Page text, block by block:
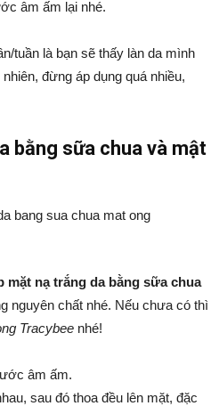
âm ấm lại nhé.
tuần là bạn sẽ thấy làn da mình
đừng áp dụng quá nhiều,
bằng sữa chua và mật
mặt nạ trắng da bằng sữa chua
nguyên chất nhé. Nếu chưa có thì
Tracybee nhé!
âm ấm.
sau đó thoa đều lên mặt, đặc